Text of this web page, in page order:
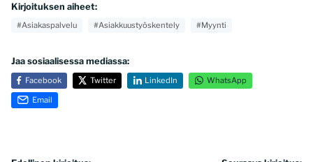
Kirjoituksen aiheet:
#Asiakaspalvelu #Asiakkuustyöskentely #Myynti
Jaa sosiaalisessa mediassa:
Facebook Twitter LinkedIn WhatsApp
Email